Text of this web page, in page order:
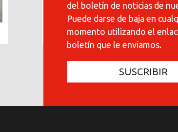
COMMUNICATIONES 420
del boletín de noticias de
Puede darse de baja en
momento utilizando el
boletín que le enviamos.